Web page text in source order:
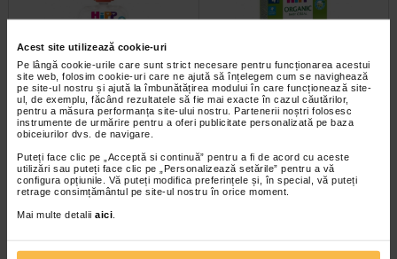
Acest site utilizează cookie-uri
Pe lângă cookie-urile care sunt strict necesare pentru funcționarea acestui
site web, folosim cookie-uri care ne ajută să înțelegem cum se navighează
pe site-ul nostru și ajută la îmbunătățirea modului în care funcționează site-
ul, de exemplu, făcând rezultatele să fie mai exacte în cazul căutărilor,
pentru a măsura performanța site-ului nostru. Partenerii noștri folosesc
instrumente de urmărire pentru a oferi publicitate personalizată pe baza
obiceiurilor dvs. de navigare.
Puteți face clic pe „Acceptă si continuă” pentru a fi de acord cu aceste
utilizări sau puteți face clic pe „Personalizează setările” pentru a vă
configura opțiunile. Vă puteți modifica preferințele și, în special, vă puteți
retrage consimțământul pe site-ul nostru în orice moment.
Mai multe detalii aici
Hipp Piure mar, capsuni,
banana, 100g
HiPP HiPPiS Piure de fructe – Mar
cu Capsuni si Banana, ℮ 100 g
Produs ecologic. Amestec din…
Hipp Cereale cu Orez, 200g
Hipp Cereale cu Orez Informatii
importante Acest produs trebuie
utilizat numai la indicatia…